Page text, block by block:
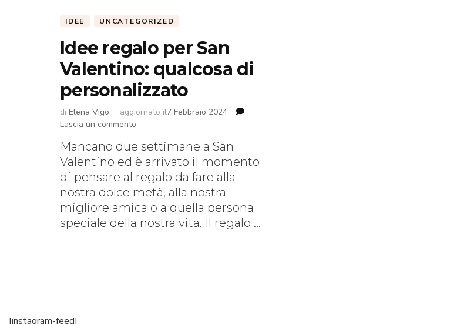
IDEE UNCATEGORIZED
Idee regalo per San
Valentino: qualcosa di
personalizzato
di Elena Vigo aggiornato il7 Febbraio 2024
Lascia un commento
regalo
per
San
Valentino:
qualcosa
di
personalizzato
Mancano due settimane a San
Valentino ed è arrivato il momento
di pensare al regalo da fare alla
nostra dolce metà, alla nostra
migliore amica o a quella persona
speciale della nostra vita. Il regalo …
[instagram-feed]